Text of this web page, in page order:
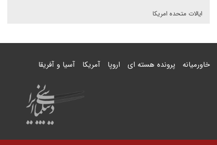
ایالات متحده امریکا
خاورمیانه پرونده هسته ای اروپا آمریکا آسیا و آفریقا